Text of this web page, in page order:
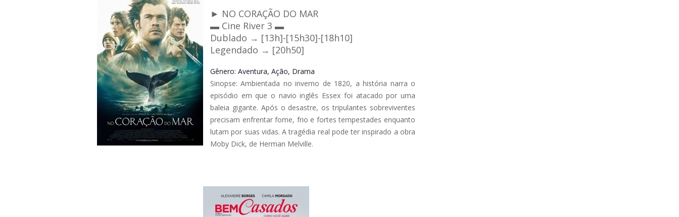
► NO CORAÇÃO DO MAR
▬ Cine River 3 ▬
Dublado → [13h]-[15h30]-[18h10]
Legendado → [20h50]
Gênero: Aventura, Ação, Drama
Sinopse: Ambientada no inverno de 1820, a história narra o
episódio em que o navio inglês Essex foi atacado por uma
baleia gigante. Após o desastre, os tripulantes sobreviventes
precisam enfrentar fome, frio e fortes tempestades enquanto
lutam por suas vidas. A tragédia real pode ter inspirado a obra
Moby Dick, de Herman Melville.